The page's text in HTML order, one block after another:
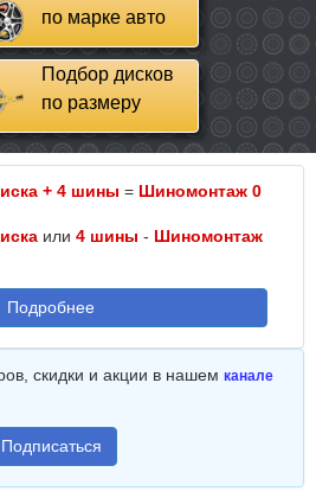
по марке авто
Подбор дисков
по размеру
+ 4 шины = Шиномонтаж 0
или 4 шины - Шиномонтаж
Подробнее
скидки и акции в нашем канале
Подписаться